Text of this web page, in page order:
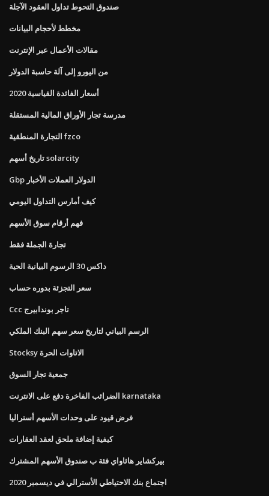
صندوق التحوط تداول العقود الآجلة
مخطط لأحجام البيانات
مقالات الأعمال عبر الإنترنت
من اليورو إلى آلة حاسبة الدولار
أسعار الفائدة القياسية 2020
مدرسة تجار الأوراق المالية المستقلة
التجارة المنطقية fzco
تاريخ أسهم solarcity
Gbp الدولار العملات الأخبار
كيف أمارس التداول اليومي
فهم أرقام سوق الأسهم
تجارة الجملة فقط
داكس 30 الرسوم البيانية الحية
سعر التجزئة بدوره حساب
Ccc تاجر بوندابيرج
الرسم البياني لتاريخ سعر سهم البنك الملكي
Stocksy الاتاوات الحرة
جمعية تجار السوق
الضرائب الفاخرة دفع على الانترنت karnataka
فرض قيود على وحدات الأسهم أستراليا
كيفية إضافة ملحق لعقد العقارات
بيركشاير هاثاواي فئة ب صندوق الأسهم المشترك
اجتماع بنك الاحتياطي الأسترالي في ديسمبر 2020